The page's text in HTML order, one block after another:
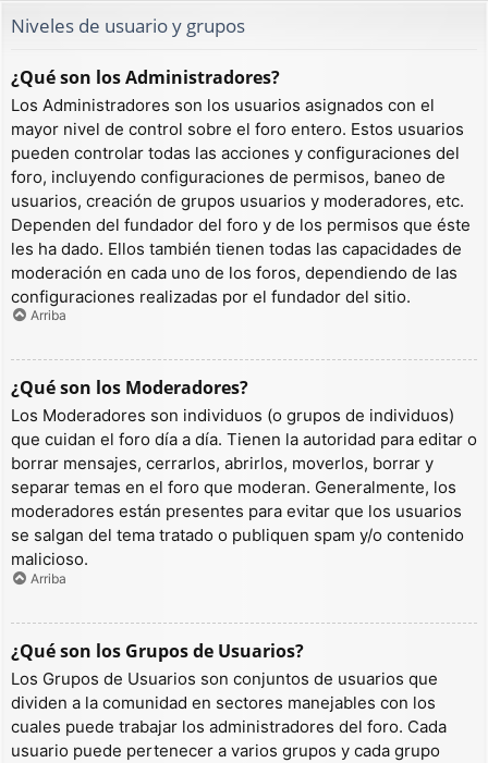
Niveles de usuario y grupos
¿Qué son los Administradores?
Los Administradores son los usuarios asignados con el
mayor nivel de control sobre el foro entero. Estos usuarios
pueden controlar todas las acciones y configuraciones del
foro, incluyendo configuraciones de permisos, baneo de
usuarios, creación de grupos usuarios y moderadores, etc.
Dependen del fundador del foro y de los permisos que éste
les ha dado. Ellos también tienen todas las capacidades de
moderación en cada uno de los foros, dependiendo de las
configuraciones realizadas por el fundador del sitio.
Arriba
¿Qué son los Moderadores?
Los Moderadores son individuos (o grupos de individuos)
que cuidan el foro día a día. Tienen la autoridad para editar o
borrar mensajes, cerrarlos, abrirlos, moverlos, borrar y
separar temas en el foro que moderan. Generalmente, los
moderadores están presentes para evitar que los usuarios
se salgan del tema tratado o publiquen spam y/o contenido
malicioso.
Arriba
¿Qué son los Grupos de Usuarios?
Los Grupos de Usuarios son conjuntos de usuarios que
dividen a la comunidad en sectores manejables con los
cuales puede trabajar los administradores del foro. Cada
usuario puede pertenecer a varios grupos y cada grupo